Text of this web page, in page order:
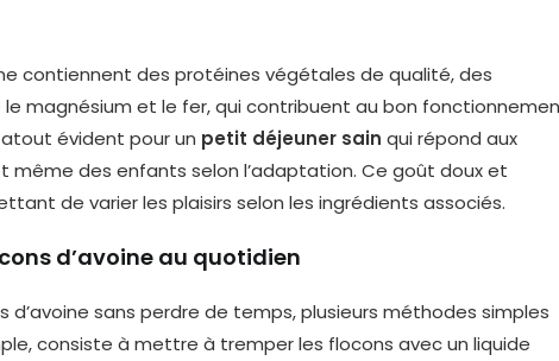
contiennent des protéines végétales de qualité, des
magnésium et le fer, qui contribuent au bon
atout évident pour un petit déjeuner sain qui répond aux
même des enfants selon l’adaptation. Ce goût doux et
de varier les plaisirs selon les ingrédients associés.
d’avoine au quotidien
d’avoine sans perdre de temps, plusieurs méthodes simples
consiste à mettre à tremper les flocons avec un liquide